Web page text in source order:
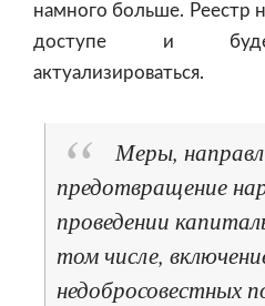
намного больше. Реестр
доступе и
актуализироваться.
Меры,
предотвращение
проведении
том числе,
недобросовестных